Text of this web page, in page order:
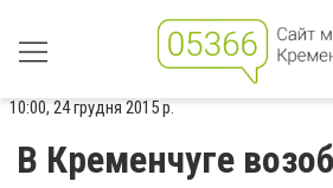
10:00, 24 грудня 2015 р.
В Кременчуге